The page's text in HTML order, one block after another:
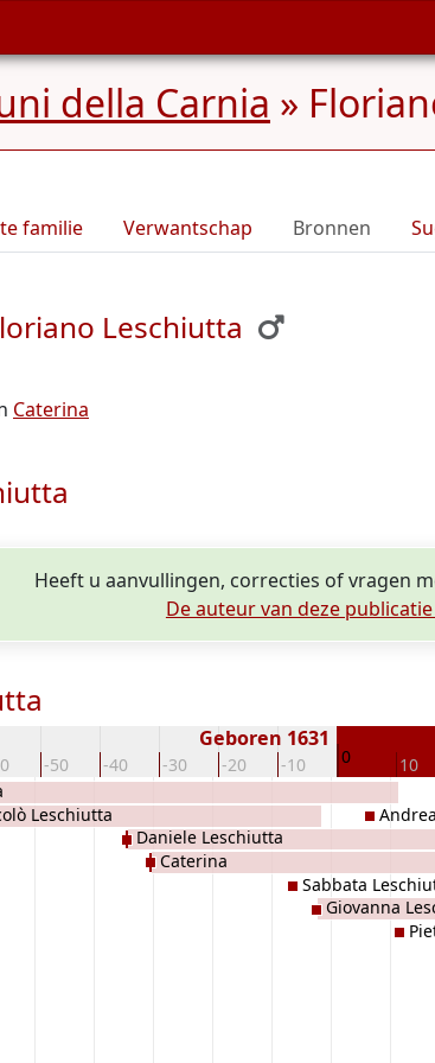
della Carnia »
familie Verwantschap Bronnen
Leschiutta
Caterina
Heeft u aanvullingen, correcties of vragen
De auteur van deze
-50 -40 -30 -20 -10 0 10
Geboren 1631
Leschiutta
Daniele Leschiutta
Caterina
Sabbata
Giovanna